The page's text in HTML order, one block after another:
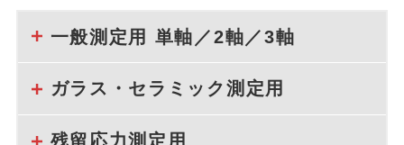
一般測定用 単軸／2軸／3軸
ガラス・セラミック測定用
残留応力測定用